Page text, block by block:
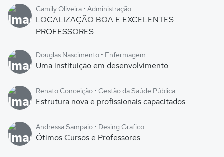
Camily Oliveira • Administração
LOCALIZAÇÃO BOA E EXCELENTES
PROFESSORES
Douglas Nascimento • Enfermagem
Uma instituição em desenvolvimento
Renato Conceição • Gestão da Saúde Pública
Estrutura nova e profissionais capacitados
Andressa Sampaio • Desing Grafico
Ótimos Cursos e Professores